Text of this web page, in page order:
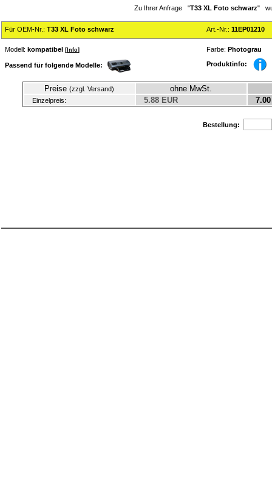
Zu Ihrer Anfrage "T33 XL Foto schwarz"
Für OEM-Nr.: T33 XL Foto schwarz Art.-Nr.: 11EP01210
Modell: kompatibel [ Info] Farbe: Photograu
Passend für folgende Modelle: Produktinfo:
Preise (zzgl. Versand) ohne MwSt.
Einzelpreis: 5.88 EUR 7.00
Bestellung: